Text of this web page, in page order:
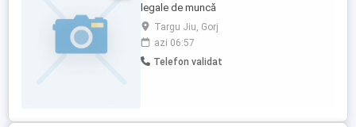
legale de muncă
Targu Jiu, Gorj
azi 06:57
Telefon validat